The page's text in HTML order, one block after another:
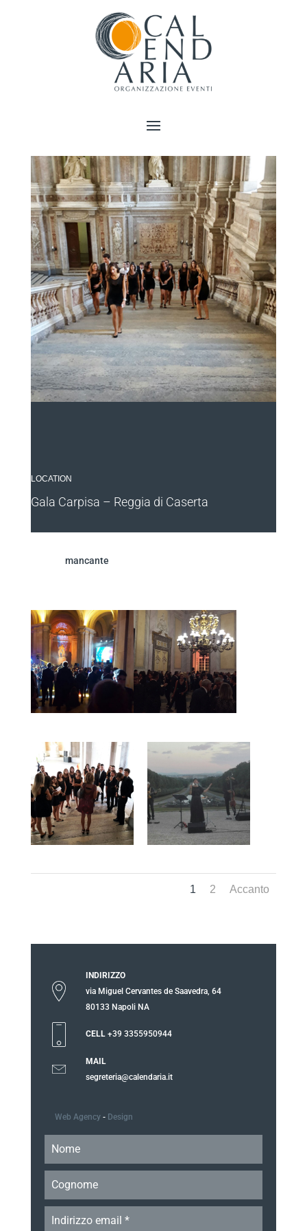
LOCATION
Gala Carpisa – Reggia di Caserta
mancante
1 2 Accanto
INDIRIZZO
via Miguel Cervantes de Saavedra, 64
80133 Napoli NA
CELL +39 3355950944
MAIL
segreteria@calendaria.it
Web Agency- Design